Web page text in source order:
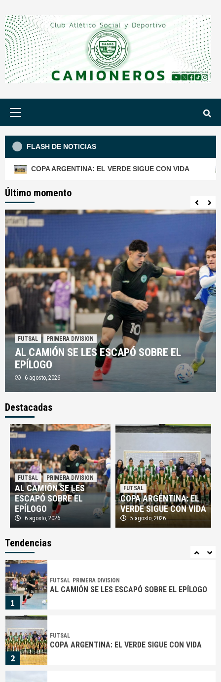
al
contenido
FLASH DE NOTICIAS
ARGENTINA: EL VERDE SIGUE CON VIDA
Último momento
FUTSAL PRIMERA DIVISION
AL CAMIÓN SE LES ESCAPÓ SOBRE EL
EPÍLOGO
6 agosto, 2026
Destacadas
FUTSAL PRIMERA DIVISION
AL CAMIÓN SE LES
ESCAPÓ SOBRE EL
EPÍLOGO
6 agosto, 2026
FUTSAL
COPA ARGENTINA: EL
VERDE SIGUE CON VIDA
5 agosto, 2026
Tendencias
3
AFA
DE MERLO
4
FUTSAL PRIMERA DIVISION
CAMIONEROS TOMÓ AIRE EN LA RATONERA
5
AFA PROFESIONAL
¡EXPLOTÓ MOYANO!: «QUE ESTA BASURA NO
NOS DIRIJA NUNCA MÁS»
1
FUTSAL PRIMERA DIVISION
AL CAMIÓN SE LES ESCAPÓ SOBRE EL EPÍLOGO
2
FUTSAL
COPA ARGENTINA: EL VERDE SIGUE CON VIDA